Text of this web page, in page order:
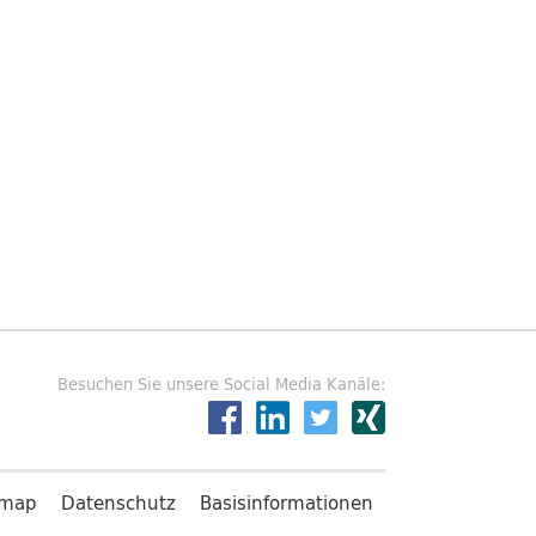
Besuchen Sie unsere Social Media Kanäle:
Datenschutz
Basisinformationen